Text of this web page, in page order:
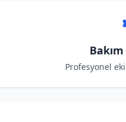
Profesyonel